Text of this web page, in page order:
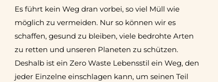
Es führt kein Weg dran vorbei, so viel Müll wie
möglich zu vermeiden. Nur so können wir es
schaffen, gesund zu bleiben, viele bedrohte Arten
zu retten und unseren Planeten zu schützen.
Deshalb ist ein Zero Waste Lebensstil ein Weg, den
jeder Einzelne einschlagen kann, um seinen Teil